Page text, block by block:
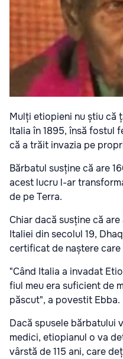
Mulți etiopieni nu știu că
Italia în 1895, însă fostul
că a trăit invazia pe
Bărbatul susține că are
acest lucru l-ar
de pe Terra.
Chiar dacă susține că
Italiei din secolul 19,
certificat de naștere
"Când Italia a invadat
fiul meu era suficient de
păscut", a povestit Ebba.
Dacă spusele bărbatului
medici, etiopianul o va
vârstă de 115 ani, care